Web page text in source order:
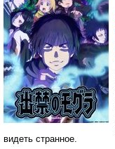
видеть странное.